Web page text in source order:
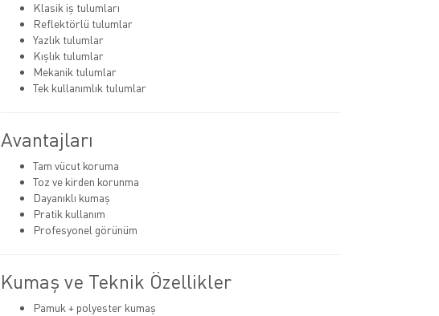
Klasik iş tulumları
Reflektörlü tulumlar
Yazlık tulumlar
Kışlık tulumlar
Mekanik tulumlar
Tek kullanımlık tulumlar
Avantajları
Tam vücut koruma
Toz ve kirden korunma
Dayanıklı kumaş
Pratik kullanım
Profesyonel görünüm
Kumaş ve Teknik Özellikler
Pamuk + polyester kumaş